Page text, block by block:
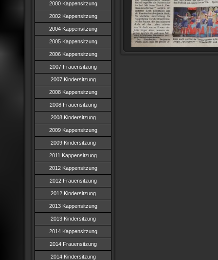
2000 Kappensitzung
2002 Kappensitzung
2004 Kappensitzung
2005 Kappensitzung
2006 Kappensitzung
2007 Frauensitzung
2007 Kindersitzung
2008 Kappensitzung
2008 Frauensitzung
2008 Kindersitzung
2009 Kappensitzung
2009 Kindersitzung
2011 Kappensitzung
2012 Kappensitzung
2012 Frauensitzung
2012 Kindersitzung
2013 Kappensitzung
2013 Kindersitzung
2014 Kappensitzung
2014 Frauensitzung
2014 Kindersitzung